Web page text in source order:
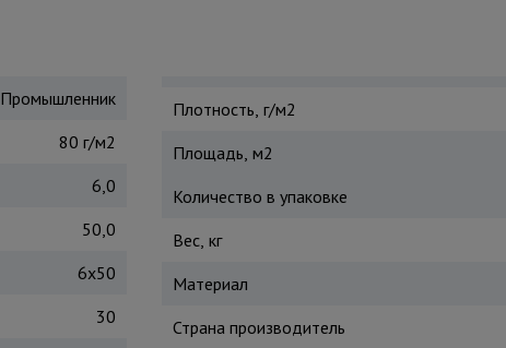
Промышленник
80 г/м2
6,0
50,0
6х50
30
Плотность, г/м2
Площадь, м2
Количество в упаковке
Вес, кг
Материал
Страна производитель